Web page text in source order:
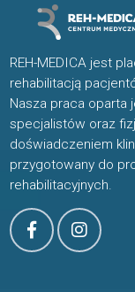
REH-MEDICA jest
rehabilitacją
Nasza praca oparta
specjalistów oraz
doświadczeniem
przygotowany do
rehabilitacyjnych.